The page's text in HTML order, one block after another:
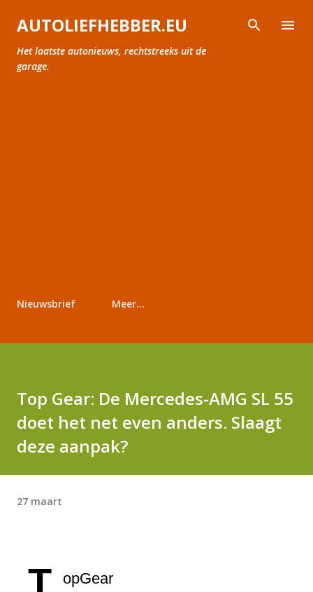
Doorgaan naar hoofdcontent
AUTOLIEFHEBBER.EU
Het laatste autonieuws, rechtstreeks uit de
garage.
Nieuwsbrief Meer…
Top Gear: De Mercedes-AMG SL 55
doet het net even anders. Slaagt
deze aanpak?
27 maart
T opGear